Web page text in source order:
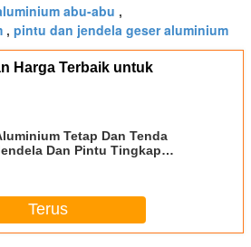
abu-abu ,
, pintu dan jendela geser aluminium
Harga Terbaik untuk
Tetap Dan Tenda
Dan Pintu Tingkap
Terus